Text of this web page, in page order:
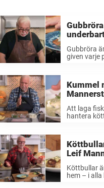
Gubbröra
given varje
Kummel
Att laga
hantera
Leif
Köttbullar
hem – i